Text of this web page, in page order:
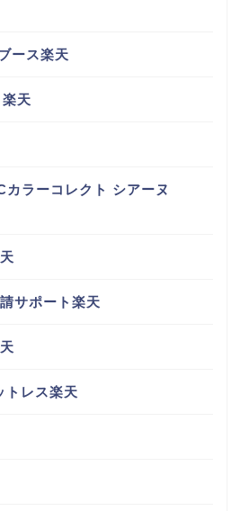
ース楽天
天
ラーコレクト シアーヌ
サポート楽天
トレス楽天